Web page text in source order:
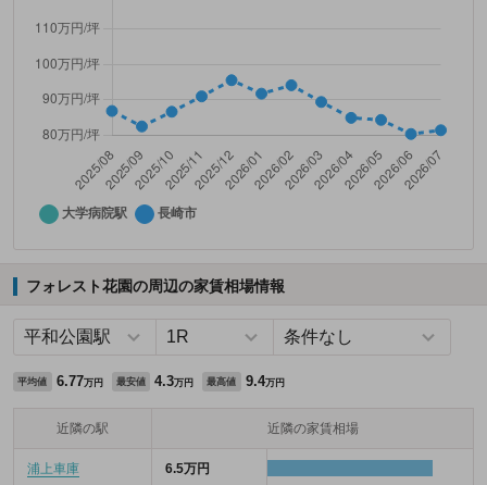
フォレスト花園の周辺の家賃相場情報
平均値 6.77万円 最安値 4.3万円 最高値 9.4万円
近隣の駅 近隣の家賃相場
浦上車庫 6.5万円